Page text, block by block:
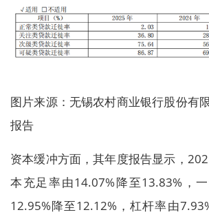
图片来源：无锡农村商业银行股份有
报告
资本缓冲方面，其年度报告显示，
本充足率由14.07%降至13.83%，
12.95%降至12.12%，杠杆率由